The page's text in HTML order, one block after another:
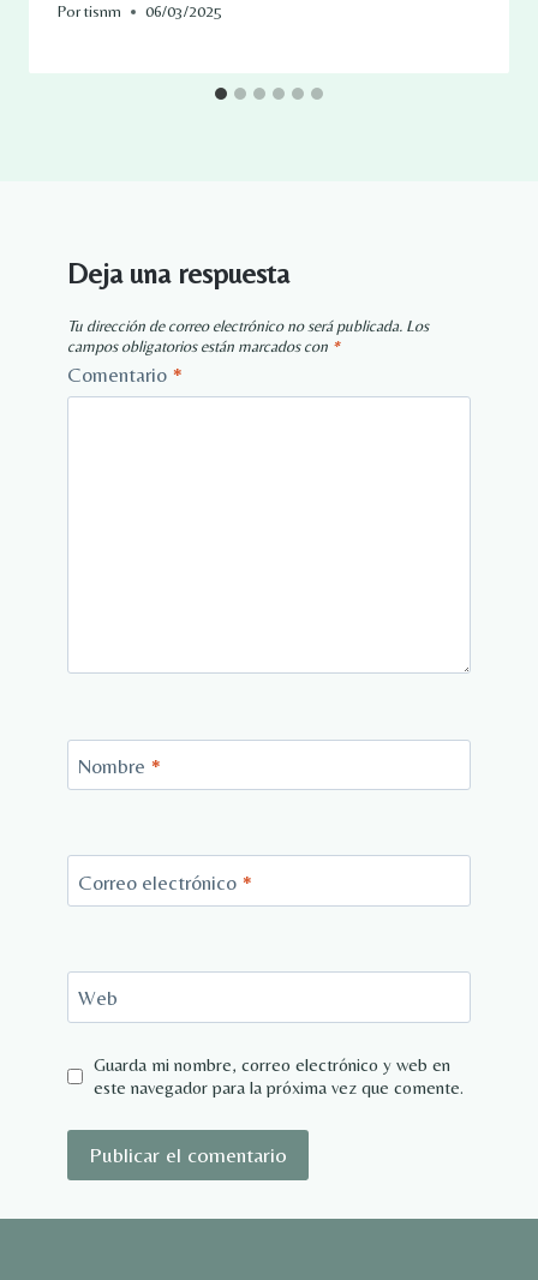
Portisnm 06/03/2025
Deja una respuesta
Tu dirección de correo electrónico no será publicada. Los
campos obligatorios están marcados con *
Comentario *
Nombre *
Correo electrónico *
Web
Guarda mi nombre, correo electrónico y web en
este navegador para la próxima vez que comente.